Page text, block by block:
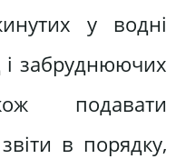
у водні
і забруднюючих
подавати
в порядку,